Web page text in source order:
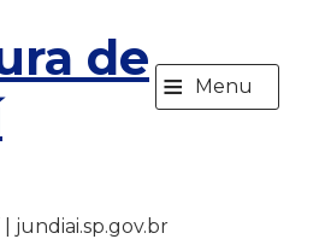
de ≡ Menu
jundiai.sp.gov.br